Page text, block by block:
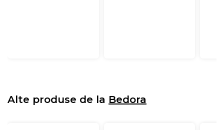
Alte produse de la Bedora